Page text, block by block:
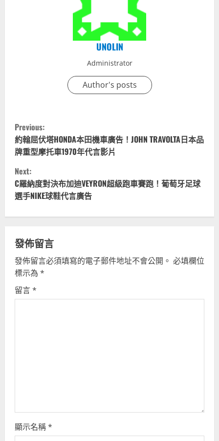
UNOLIN
Administrator
Author's posts
C
o
n
t
i
u
e
R
g
Previous:
約翰屈伏塔HONDA本田機車廣告！JOHN TRAVOLTA日本品
牌重型摩托車1970年代言影片
Next:
C羅納度對決布加迪VEYRON超級跑車賽跑！葡萄牙足球
選手NIKE球鞋代言廣告
發佈留言
發佈留言必須填寫的電子郵件地址不會公開。 必填欄位
標示為 *
留言*
顯示名稱*